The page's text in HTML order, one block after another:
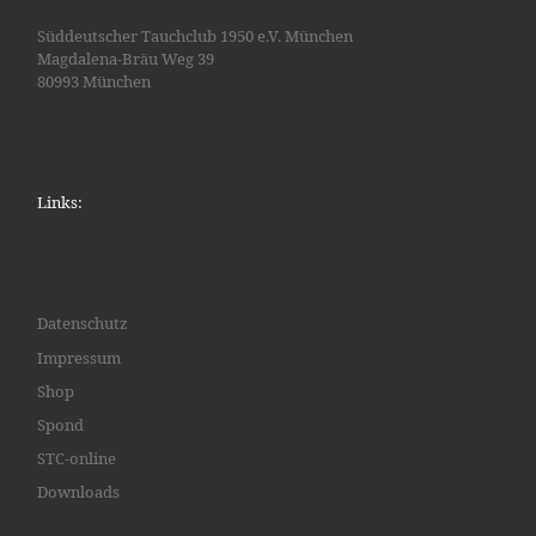
Süddeutscher Tauchclub 1950 e.V. München
Magdalena-Bräu Weg 39
80993 München
Links:
Datenschutz
Impressum
Shop
Spond
STC-online
Downloads